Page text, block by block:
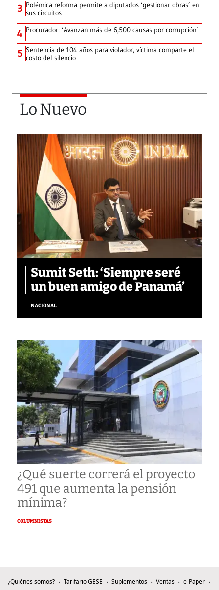
3 Polémica reforma permite a diputados ‘gestionar obras’ en
sus circuitos
4 Procurador: ‘Avanzan más de 6,500 causas por corrupción’
5 Sentencia de 104 años para violador, víctima comparte el
costo del silencio
Lo Nuevo
Sumit Seth: ‘Siempre seré
un buen amigo de Panamá’
NACIONAL
¿Qué suerte correrá el proyecto
491 que aumenta la pensión
mínima?
COLUMNISTAS
¿Quiénes somos? Tarifario GESE Suplementos Ventas
e-Paper